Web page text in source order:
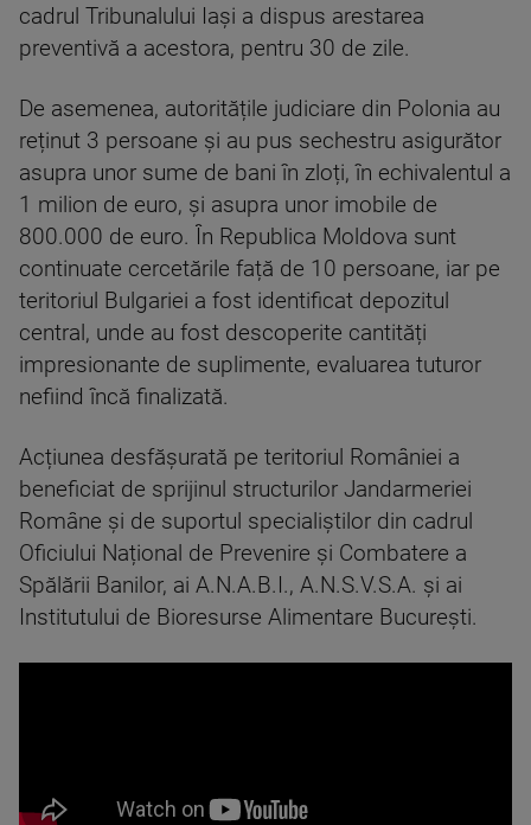
cadrul Tribunalului Iași a dispus arestarea
preventivă a acestora, pentru 30 de zile.
De asemenea, autoritățile judiciare din Polonia au
reținut 3 persoane și au pus sechestru asigurător
asupra unor sume de bani în zloți, în echivalentul a
1 milion de euro, și asupra unor imobile de
800.000 de euro. În Republica Moldova sunt
continuate cercetările față de 10 persoane, iar pe
teritoriul Bulgariei a fost identificat depozitul
central, unde au fost descoperite cantități
impresionante de suplimente, evaluarea tuturor
nefiind încă finalizată.
Acțiunea desfășurată pe teritoriul României a
beneficiat de sprijinul structurilor Jandarmeriei
Române și de suportul specialiștilor din cadrul
Oficiului Național de Prevenire și Combatere a
Spălării Banilor, ai A.N.A.B.I., A.N.S.V.S.A. și ai
Institutului de Bioresurse Alimentare București.